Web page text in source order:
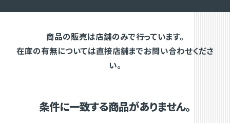
商品の販売は店舗のみで行っています。
在庫の有無については直接店舗までお問い合わせくださ
い。
条件に一致する商品がありません。